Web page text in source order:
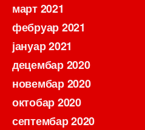
март 2021
фебруар 2021
јануар 2021
децембар 2020
новембар 2020
октобар 2020
септембар 2020